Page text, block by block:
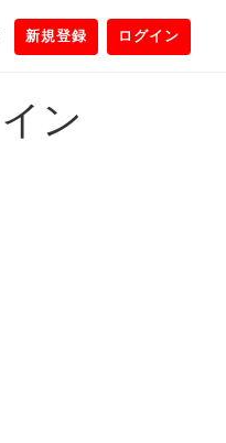
新規登録 ログイン
ン